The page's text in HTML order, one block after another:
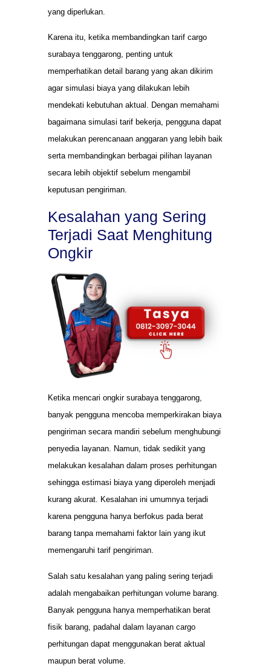
yang diperlukan.
Karena itu, ketika membandingkan tarif cargo
surabaya tenggarong, penting untuk
memperhatikan detail barang yang akan dikirim
agar simulasi biaya yang dilakukan lebih
mendekati kebutuhan aktual. Dengan memahami
bagaimana simulasi tarif bekerja, pengguna dapat
melakukan perencanaan anggaran yang lebih baik
serta membandingkan berbagai pilihan layanan
secara lebih objektif sebelum mengambil
keputusan pengiriman.
Kesalahan yang Sering
Terjadi Saat Menghitung
Ongkir
Ketika mencari ongkir surabaya tenggarong,
banyak pengguna mencoba memperkirakan biaya
pengiriman secara mandiri sebelum menghubungi
penyedia layanan. Namun, tidak sedikit yang
melakukan kesalahan dalam proses perhitungan
sehingga estimasi biaya yang diperoleh menjadi
kurang akurat. Kesalahan ini umumnya terjadi
karena pengguna hanya berfokus pada berat
barang tanpa memahami faktor lain yang ikut
memengaruhi tarif pengiriman.
Salah satu kesalahan yang paling sering terjadi
adalah mengabaikan perhitungan volume barang.
Banyak pengguna hanya memperhatikan berat
fisik barang, padahal dalam layanan cargo
perhitungan dapat menggunakan berat aktual
maupun berat volume.